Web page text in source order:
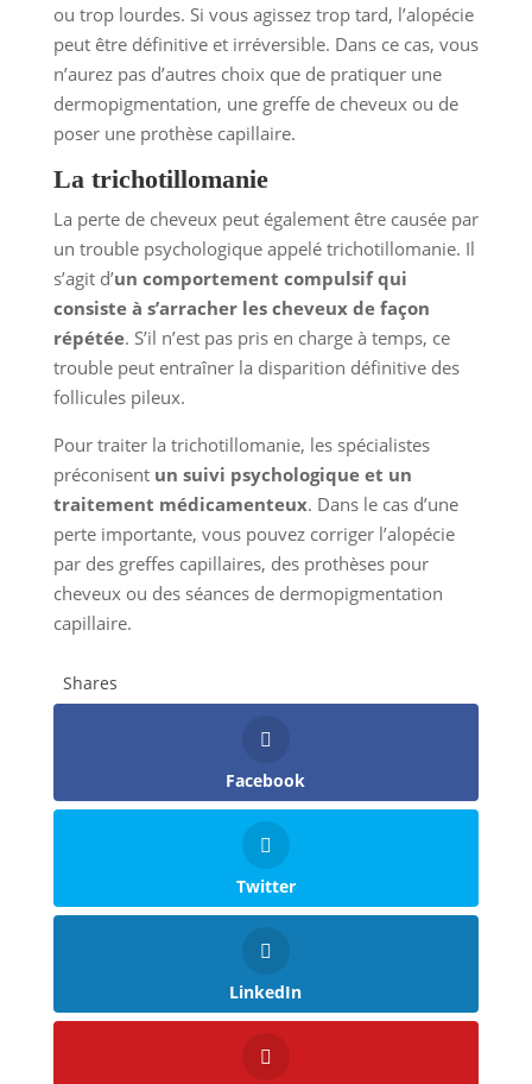
ou trop lourdes. Si vous agissez trop tard, l’alopécie
peut être définitive et irréversible. Dans ce cas, vous
n’aurez pas d’autres choix que de pratiquer une
dermopigmentation, une greffe de cheveux ou de
poser une prothèse capillaire.
La trichotillomanie
La perte de cheveux peut également être causée par
un trouble psychologique appelé trichotillomanie. Il
s’agit d’un comportement compulsif qui
consiste à s’arracher les cheveux de façon
répétée. S’il n’est pas pris en charge à temps, ce
trouble peut entraîner la disparition définitive des
follicules pileux.
Pour traiter la trichotillomanie, les spécialistes
préconisent un suivi psychologique et un
traitement médicamenteux. Dans le cas d’une
perte importante, vous pouvez corriger l’alopécie
par des greffes capillaires, des prothèses pour
cheveux ou des séances de dermopigmentation
capillaire.
Shares
Facebook
Twitter
LinkedIn